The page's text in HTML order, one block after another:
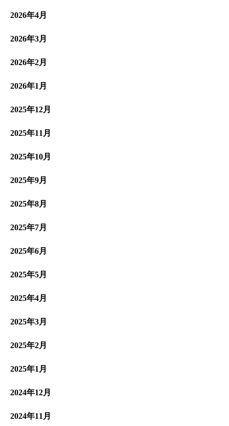
2026年4月
2026年3月
2026年2月
2026年1月
2025年12月
2025年11月
2025年10月
2025年9月
2025年8月
2025年7月
2025年6月
2025年5月
2025年4月
2025年3月
2025年2月
2025年1月
2024年12月
2024年11月